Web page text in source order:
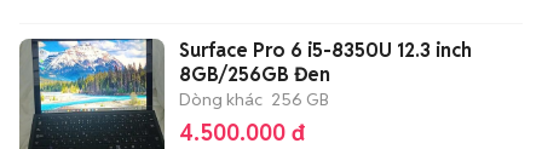
Surface Pro 6 i5-8350U 12.3 inch
8GB/256GB Đen
Dòng khác 256 GB
4.500.000 đ